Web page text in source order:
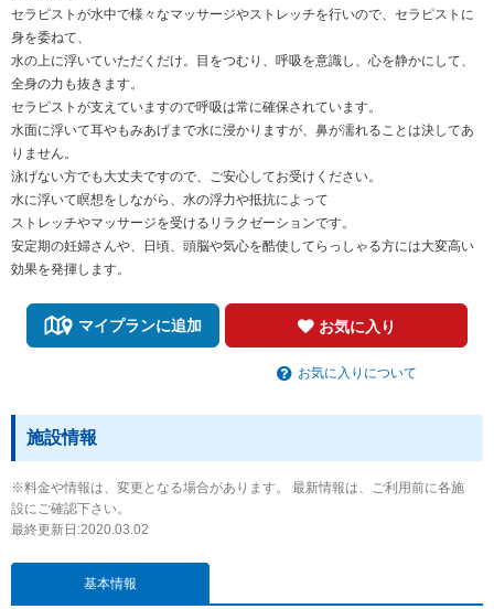
セラピストが水中で様々なマッサージやストレッチを行いので、セラピストに
身を委ねて、
水の上に浮いていただくだけ。目をつむり、呼吸を意識し、心を静かにして、
全身の力も抜きます。
セラピストが支えていますので呼吸は常に確保されています。
水面に浮いて耳やもみあげまで水に浸かりますが、鼻が濡れることは決してあ
りません。
泳げない方でも大丈夫ですので、ご安心してお受けください。
水に浮いて瞑想をしながら、水の浮力や抵抗によって
ストレッチやマッサージを受けるリラクゼーションです。
安定期の妊婦さんや、日頃、頭脳や気心を酷使してらっしゃる方には大変高い
効果を発揮します。
マイプランに追加 お気に入り
お気に入りについて
施設情報
※料金や情報は、変更となる場合があります。 最新情報は、ご利用前に各施
設にご確認下さい。
最終更新日:2020.03.02
基本情報